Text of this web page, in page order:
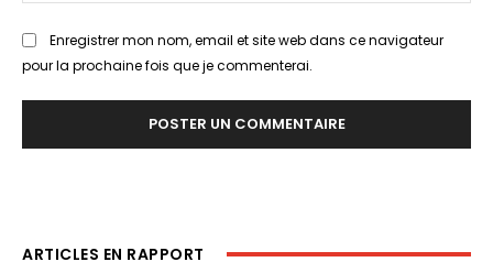
Enregistrer mon nom, email et site web dans ce navigateur
pour la prochaine fois que je commenterai.
ARTICLES EN RAPPORT